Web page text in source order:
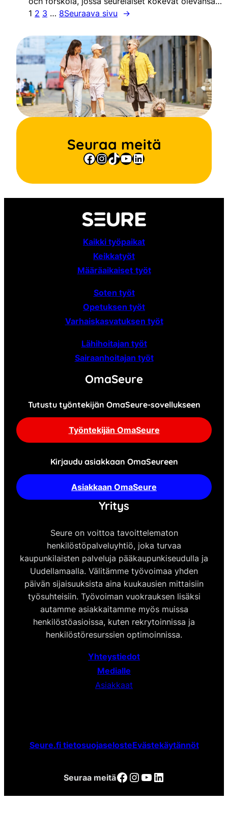
1 2 3 … 8Seuraava sivu →
Seuraa meitä
Facebook
Instagram
TikTok
YouTube
LinkedIn
Kaikki työpaikat
Keikkatyöt
Määräaikaiset työt
Soten työt
Opetuksen työt
Varhaiskasvatuksen työt
Lähihoitajan työt
Sairaanhoitajan työt
OmaSeure
Tutustu työntekijän OmaSeure-sovellukseen
Työntekijän OmaSeure
Kirjaudu asiakkaan OmaSeureen
Asiakkaan OmaSeure
Yritys
Seure on voittoa tavoittelematon
henkilöstöpalveluyhtiö, joka turvaa
kaupunkilaisten palveluja pääkaupunkiseudulla ja
Uudellamaalla. Välitämme työvoimaa yhden
päivän sijaisuuksista aina kuukausien mittaisiin
työsuhteisiin. Työvoiman vuokrauksen lisäksi
autamme asiakkaitamme myös muissa
henkilöstöasioissa, kuten rekrytoinnissa ja
henkilöstöresurssien optimoinnissa.
Yhteystiedot
Medialle
Asiakkaat
Seure.fi tietosuojaselosteEvästekäytännöt
Seuraa meitäFacebook Instagram YouTube LinkedIn